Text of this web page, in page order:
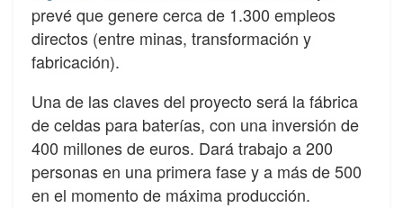
prevé que genere cerca de 1.300 empleos
directos (entre minas, transformación y
fabricación).
Una de las claves del proyecto será la fábrica
de celdas para baterías, con una inversión de
400 millones de euros. Dará trabajo a 200
personas en una primera fase y a más de 500
en el momento de máxima producción.